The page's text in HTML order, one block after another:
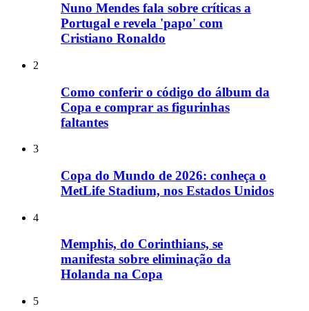
Nuno Mendes fala sobre críticas a
Portugal e revela 'papo' com
Cristiano Ronaldo
2
Como conferir o código do álbum da
Copa e comprar as figurinhas
faltantes
3
Copa do Mundo de 2026: conheça o
MetLife Stadium, nos Estados Unidos
4
Memphis, do Corinthians, se
manifesta sobre eliminação da
Holanda na Copa
5